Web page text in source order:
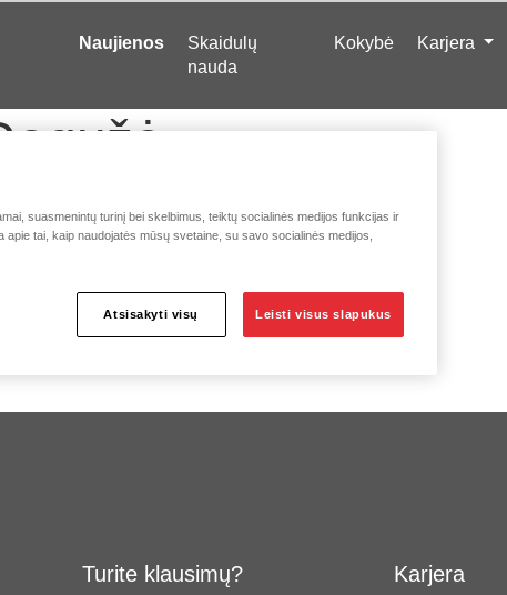
Naujienos
Skaidulų
nauda
Kokybė Karjera
laikas
Turite klausimų? Karjera
suasmenintų turinį bei skelbimus, teiktų socialinės medijos funkcijas ir
apie tai, kaip naudojatės mūsų svetaine, su savo socialinės medijos,
Atsisakyti visų Leisti visus slapukus